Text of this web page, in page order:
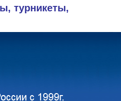
турникеты,